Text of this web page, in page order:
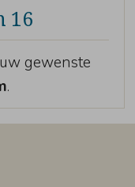
16
uw gewenste
.